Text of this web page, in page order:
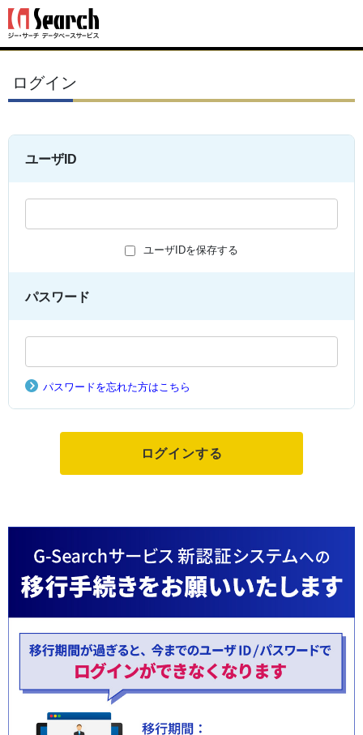
ログイン
ユーザID
ユーザIDを保存する
パスワード
パスワードを忘れた方はこちら